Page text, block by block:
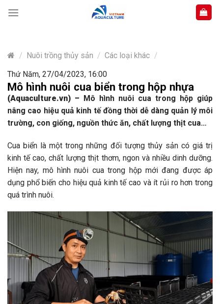
content
/ Nuôi trồng thủy sản / Các loại khác /
Thứ Năm, 27/04/2023, 16:00
Mô hình nuôi cua biển trong hộp nhựa
(Aquaculture.vn) – Mô hình nuôi cua trong hộp giúp
nâng cao hiệu quả kinh tế đồng thời dễ dàng quản lý môi
trường, con giống, nguồn thức ăn, chất lượng thịt cua…
Cua biển là một trong những đối tượng thủy sản có giá trị
kinh tế cao, chất lượng thịt thơm, ngon và nhiều dinh dưỡng.
Hiện nay, mô hình nuôi cua trong hộp mới đang được áp
dụng phổ biến cho hiệu quả kinh tế cao và ít rủi ro hơn trong
quá trình nuôi.